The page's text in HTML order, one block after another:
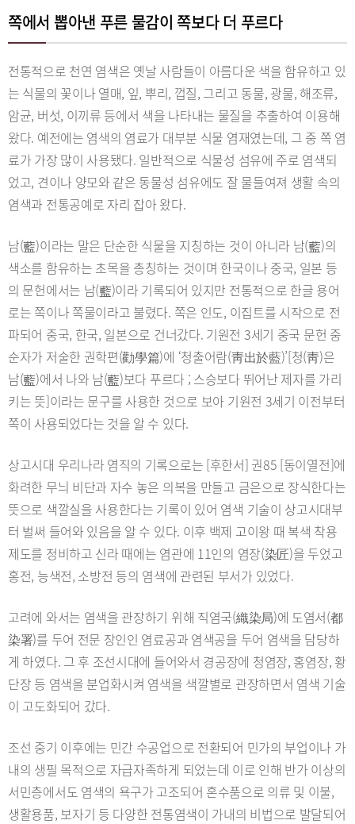
쪽에서 뽑아낸 푸른 물감이 쪽보다 더 푸르다
전통적으로 천연 염색은 옛날 사람들이 아름다운 색을 함유하고 있
는 식물의 꽃이나 열매, 잎, 뿌리, 껍질, 그리고 동물, 광물, 해조류,
암균, 버섯, 이끼류 등에서 색을 나타내는 물질을 추출하여 이용해
왔다. 예전에는 염색의 염료가 대부분 식물 염재였는데, 그 중 쪽 염
료가 가장 많이 사용됐다. 일반적으로 식물성 섬유에 주로 염색되
었고, 견이나 양모와 같은 동물성 섬유에도 잘 물들여져 생활 속의
염색과 전통공예로 자리 잡아 왔다.
남(藍)이라는 말은 단순한 식물을 지칭하는 것이 아니라 남(藍)의
색소를 함유하는 초목을 총칭하는 것이며 한국이나 중국, 일본 등
의 문헌에서는 남(藍)이라 기록되어 있지만 전통적으로 한글 용어
로는 쪽이나 쪽물이라고 불렸다. 쪽은 인도, 이집트를 시작으로 전
파되어 중국, 한국, 일본으로 건너갔다. 기원전 3세기 중국 문헌 중
순자가 저술한 권학편(勸學篇)에 ‘청출어람(靑出於藍)’[청(靑)은
남(藍)에서 나와 남(藍)보다 푸르다 ; 스승보다 뛰어난 제자를 가리
키는 뜻]이라는 문구를 사용한 것으로 보아 기원전 3세기 이전부터
쪽이 사용되었다는 것을 알 수 있다.
상고시대 우리나라 염직의 기록으로는 [후한서] 권85 [동이열전]에
화려한 무늬 비단과 자수 놓은 의복을 만들고 금은으로 장식한다는
뜻으로 색깔실을 사용한다는 기록이 있어 염색 기술이 상고시대부
터 벌써 들어와 있음을 알 수 있다. 이후 백제 고이왕 때 복색 착용
제도를 정비하고 신라 때에는 염관에 11인의 염장(染匠)을 두었고
홍전, 능색전, 소방전 등의 염색에 관련된 부서가 있었다.
고려에 와서는 염색을 관장하기 위해 직염국(織染局)에 도염서(都
染署)를 두어 전문 장인인 염료공과 염색공을 두어 염색을 담당하
게 하였다. 그 후 조선시대에 들어와서 경공장에 청염장, 홍염장, 황
단장 등 염색을 분업화시켜 염색을 색깔별로 관장하면서 염색 기술
이 고도화되어 갔다.
조선 중기 이후에는 민간 수공업으로 전환되어 민가의 부업이나 가
내의 생필 목적으로 자급자족하게 되었는데 이로 인해 반가 이상의
서민층에서도 염색의 욕구가 고조되어 혼수품으로 의류 및 이불,
생활용품, 보자기 등 다양한 전통염색이 가내의 비법으로 발달되어